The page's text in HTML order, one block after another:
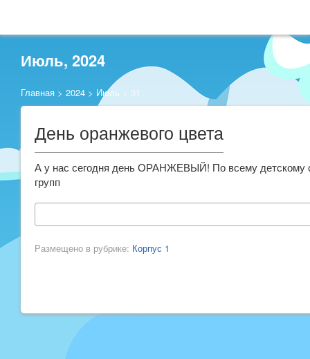
Июль, 2024
Главная > 2024 > Июль > 31
День оранжевого цвета
А у нас сегодня день ОРАНЖЕВЫЙ! По всему детскому
групп
Размещено в рубрике: Корпус 1